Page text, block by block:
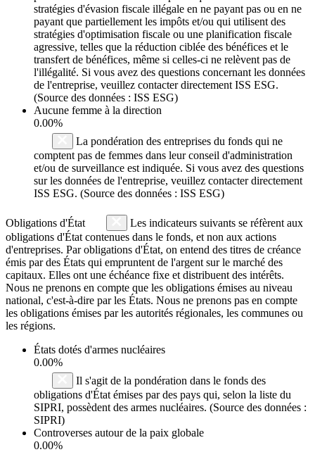
stratégies d'évasion fiscale illégale en ne payant pas ou en ne
payant que partiellement les impôts et/ou qui utilisent des
stratégies d'optimisation fiscale ou une planification fiscale
agressive, telles que la réduction ciblée des bénéfices et le
transfert de bénéfices, même si celles-ci ne relèvent pas de
l'illégalité. Si vous avez des questions concernant les données
de l'entreprise, veuillez contacter directement ISS ESG.
(Source des données : ISS ESG)
Aucune femme à la direction
0.00%
La pondération des entreprises du fonds qui ne
comptent pas de femmes dans leur conseil d'administration
et/ou de surveillance est indiquée. Si vous avez des questions
sur les données de l'entreprise, veuillez contacter directement
ISS ESG. (Source des données : ISS ESG)
Obligations d'État
Les indicateurs suivants se réfèrent aux
obligations d'État contenues dans le fonds, et non aux actions
d'entreprises. Par obligations d'État, on entend des titres de créance
émis par des États qui empruntent de l'argent sur le marché des
capitaux. Elles ont une échéance fixe et distribuent des intérêts.
Nous ne prenons en compte que les obligations émises au niveau
national, c'est-à-dire par les États. Nous ne prenons pas en compte
les obligations émises par les autorités régionales, les communes ou
les régions.
États dotés d'armes nucléaires
0.00%
Il s'agit de la pondération dans le fonds des
obligations d'État émises par des pays qui, selon la liste du
SIPRI, possèdent des armes nucléaires. (Source des données :
SIPRI)
Controverses autour de la paix globale
0.00%